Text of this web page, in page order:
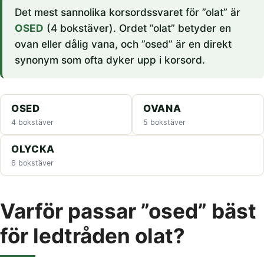
Det mest sannolika korsordssvaret för ”olat” är
OSED (4 bokstäver). Ordet ”olat” betyder en
ovan eller dålig vana, och ”osed” är en direkt
synonym som ofta dyker upp i korsord.
OSED
4 bokstäver
OVANA
5 bokstäver
OLYCKA
6 bokstäver
Varför passar ”osed” bäst
för ledtråden olat?